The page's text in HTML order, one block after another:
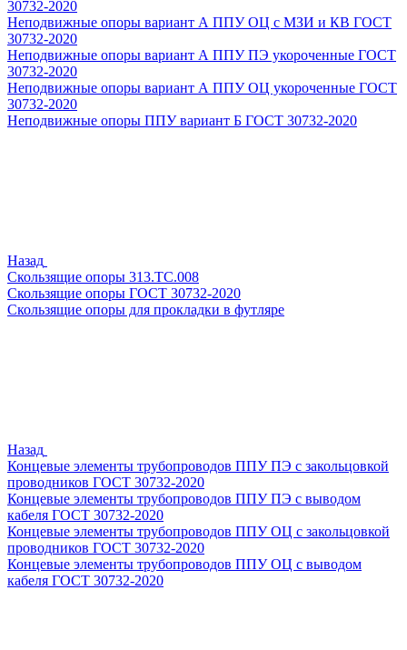
30732-2020
Неподвижные опоры вариант А ППУ ОЦ с МЗИ и КВ ГОСТ
30732-2020
Неподвижные опоры вариант А ППУ ПЭ укороченные ГОСТ
30732-2020
Неподвижные опоры вариант А ППУ ОЦ укороченные ГОСТ
30732-2020
Неподвижные опоры ППУ вариант Б ГОСТ 30732-2020
Назад
Скользящие опоры 313.ТС.008
Скользящие опоры ГОСТ 30732-2020
Скользящие опоры для прокладки в футляре
Назад
Концевые элементы трубопроводов ППУ ПЭ с закольцовкой
проводников ГОСТ 30732-2020
Концевые элементы трубопроводов ППУ ПЭ с выводом
кабеля ГОСТ 30732-2020
Концевые элементы трубопроводов ППУ ОЦ с закольцовкой
проводников ГОСТ 30732-2020
Концевые элементы трубопроводов ППУ ОЦ с выводом
кабеля ГОСТ 30732-2020